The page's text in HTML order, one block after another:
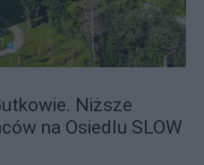
Niższe
na Osiedlu SLOW